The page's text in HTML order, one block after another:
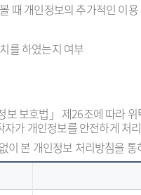
때 개인정보의 추가적인 이
를 하였는지 여부
보호법」 제26조에 따라
가 개인정보를 안전하게 처
본 개인정보 처리방침을